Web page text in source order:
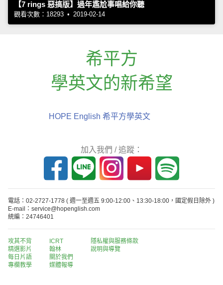
【7 rings 惡搞版】過年尷尬事唱給你聽
觀看次數：18293 • 2019-02-14
希平方
學英文的新希望
HOPE English 希平方學英文
加入我們 / 追蹤：
電話：02-2727-1778 ( 週一至週五 9:00-12:00、13:30-18:00，國定假日除外 )
E-mail：service@hopenglish.com
統編：24746401
攻其不背
精選影片
每日片語
專欄教學
ICRT
翰林
關於我們
媒體報導
隱私權與服務條款
說明與導覽